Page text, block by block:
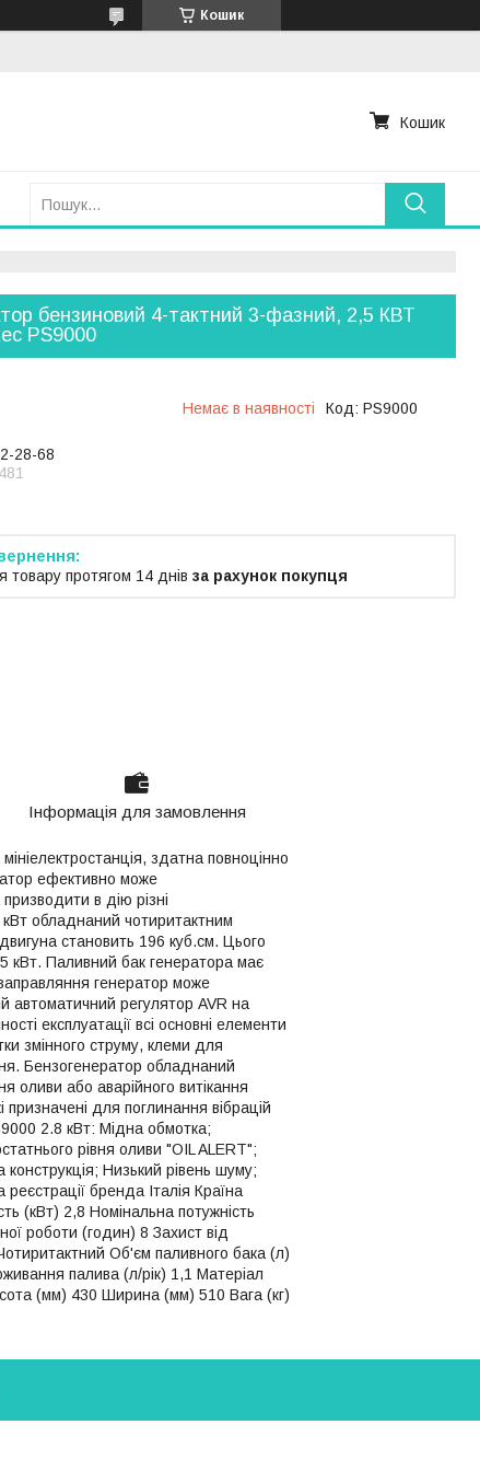
Кошик
Кошик
бензиновий 4-тактний 3-фазний, 2,5 КВТ
PS9000
Немає в наявності Код: PS9000
28-68
товару протягом 14 днів за рахунок покупця
Інформація для замовлення
здатна повноцінно
ефективно може
в дію різні
обладнаний чотиритактним
становить 196 куб.см. Цього
кВт. Паливний бак генератора має
генератор може
автоматичний регулятор AVR на
експлуатації всі основні елементи
змінного струму, клеми для
Бензогенератор обладнаний
оливи або аварійного витікання
для поглинання вібрацій
2.8 кВт: Мідна обмотка;
рівня оливи "OIL ALERT";
Низький рівень шуму;
бренда Італія Країна
(кВт) 2,8 Номінальна потужність
роботи (годин) 8 Захист від
Об'єм паливного бака (л)
палива (л/рік) 1,1 Матеріал
(мм) 430 Ширина (мм) 510 Вага (кг)